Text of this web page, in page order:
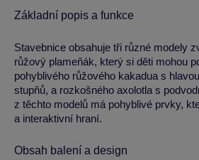
Základní popis a funkce
Stavebnice obsahuje tři různé modely
růžový plameňák, který si děti mohou
pohyblivého růžového kakadua s
stupňů, a rozkošného axolotla s
z těchto modelů má pohyblivé prvky,
a interaktivní hraní.
Obsah balení a design